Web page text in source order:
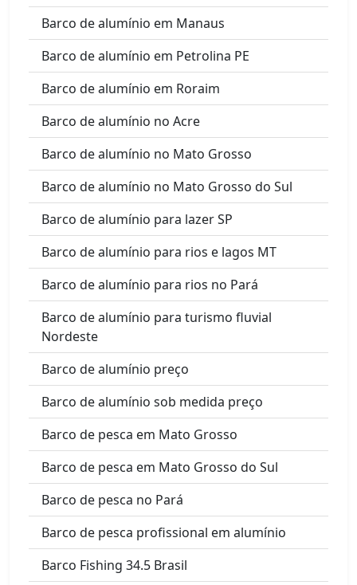
Barco de alumínio em Manaus
Barco de alumínio em Petrolina PE
Barco de alumínio em Roraim
Barco de alumínio no Acre
Barco de alumínio no Mato Grosso
Barco de alumínio no Mato Grosso do Sul
Barco de alumínio para lazer SP
Barco de alumínio para rios e lagos MT
Barco de alumínio para rios no Pará
Barco de alumínio para turismo fluvial
Nordeste
Barco de alumínio preço
Barco de alumínio sob medida preço
Barco de pesca em Mato Grosso
Barco de pesca em Mato Grosso do Sul
Barco de pesca no Pará
Barco de pesca profissional em alumínio
Barco Fishing 34.5 Brasil